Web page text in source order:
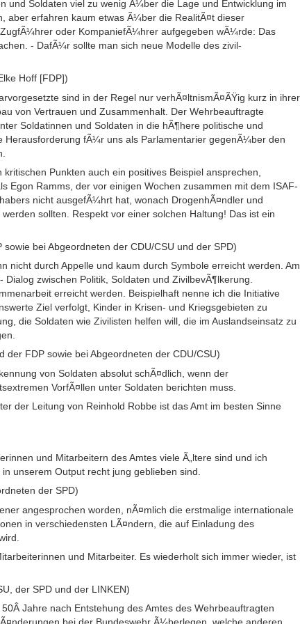
und Soldaten viel zu wenig Ã¼ber die Lage und Entwicklung im
aber erfahren kaum etwas Ã¼ber die RealitÃ¤t dieser
oder KompaniefÃ¼hrer aufgegeben wÃ¼rde: Das
- DafÃ¼r sollte man sich neue Modelle des zivil-
Hoff [FDP])
sind in der Regel nur verhÃ¤ltnismÃ¤ÃŸig kurz in ihrer
von Vertrauen und Zusammenhalt. Der Wehrbeauftragte
Soldatinnen und Soldaten in die hÃ¶here politische und
fÃ¼r uns als Parlamentarier gegenÃ¼ber den
Punkten auch ein positives Beispiel ansprechen,
Egon Ramms, der vor einigen Wochen zusammen mit dem ISAF-
nicht ausgefÃ¼hrt hat, wonach DrogenhÃ¤ndler und
sollten. Respekt vor einer solchen Haltung! Das ist ein
bei Abgeordneten der CDU/CSU und der SPD)
nicht durch Appelle und kaum durch Symbole erreicht werden. Am
zwischen Politik, Soldaten und ZivilbevÃ¶lkerung.
erreicht werden. Beispielhaft nenne ich die Initiative
Ziel verfolgt, Kinder in Krisen- und Kriegsgebieten zu
die Soldaten wie Zivilisten helfen will, die im Auslandseinsatz zu
FDP sowie bei Abgeordneten der CDU/CSU)
von Soldaten absolut schÃ¤dlich, wenn der
VorfÃ¤llen unter Soldaten berichten muss.
der Leitung von Reinhold Robbe ist das Amt im besten Sinne
und Mitarbeitern des Amtes viele Ã„ltere sind und ich
unserem Output recht jung geblieben sind.
der SPD)
angesprochen worden, nÃ¤mlich die erstmalige internationale
in verschiedensten LÃ¤ndern, die auf Einladung des
und Mitarbeiter. Es wiederholt sich immer wieder, ist
der SPD und der LINKEN)
Jahre nach Entstehung des Amtes des Wehrbeauftragten